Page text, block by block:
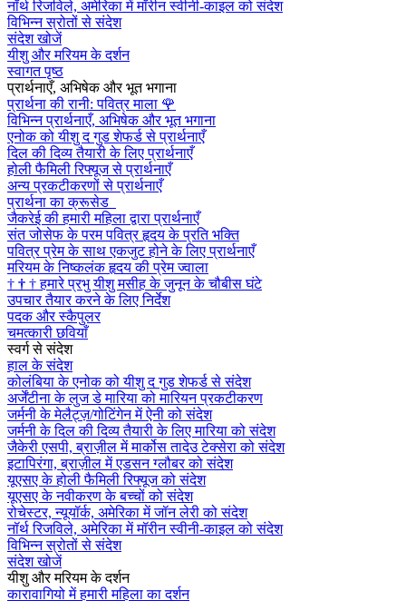
नॉर्थ रिजविले, अमेरिका में मॉरीन स्वीनी-काइल को संदेश
विभिन्न स्रोतों से संदेश
संदेश खोजें
यीशु और मरियम के दर्शन
स्वागत पृष्ठ
प्रार्थनाएँ, अभिषेक और भूत भगाना
प्रार्थना की रानी: पवित्र माला 🌹
विभिन्न प्रार्थनाएँ, अभिषेक और भूत भगाना
एनोक को यीशु द गुड शेफर्ड से प्रार्थनाएँ
दिल की दिव्य तैयारी के लिए प्रार्थनाएँ
होली फैमिली रिफ्यूज से प्रार्थनाएँ
अन्य प्रकटीकरणों से प्रार्थनाएँ
प्रार्थना का क्रूसेड
जैकरेई की हमारी महिला द्वारा प्रार्थनाएँ
संत जोसेफ के परम पवित्र हृदय के प्रति भक्ति
पवित्र प्रेम के साथ एकजुट होने के लिए प्रार्थनाएँ
मरियम के निष्कलंक हृदय की प्रेम ज्वाला
† † † हमारे प्रभु यीशु मसीह के जुनून के चौबीस घंटे
उपचार तैयार करने के लिए निर्देश
पदक और स्कैपुलर
चमत्कारी छवियाँ
स्वर्ग से संदेश
हाल के संदेश
कोलंबिया के एनोक को यीशु द गुड शेफर्ड से संदेश
अर्जेंटीना के लुज डे मारिया को मारियन प्रकटीकरण
जर्मनी के मेलैट्ज़/गोटिंगेन में ऐनी को संदेश
जर्मनी के दिल की दिव्य तैयारी के लिए मारिया को संदेश
जैकेरी एसपी, ब्राज़ील में मार्कोस तादेउ टेक्सेरा को संदेश
इटापिरंगा, ब्राज़ील में एडसन ग्लौबर को संदेश
यूएसए के होली फैमिली रिफ्यूज को संदेश
यूएसए के नवीकरण के बच्चों को संदेश
रोचेस्टर, न्यूयॉर्क, अमेरिका में जॉन लेरी को संदेश
नॉर्थ रिजविले, अमेरिका में मॉरीन स्वीनी-काइल को संदेश
विभिन्न स्रोतों से संदेश
संदेश खोजें
यीशु और मरियम के दर्शन
कारावागियो में हमारी महिला का दर्शन